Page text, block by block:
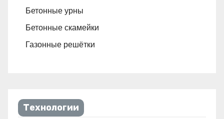
Бетонные урны
Бетонные скамейки
Газонные решётки
Технологии